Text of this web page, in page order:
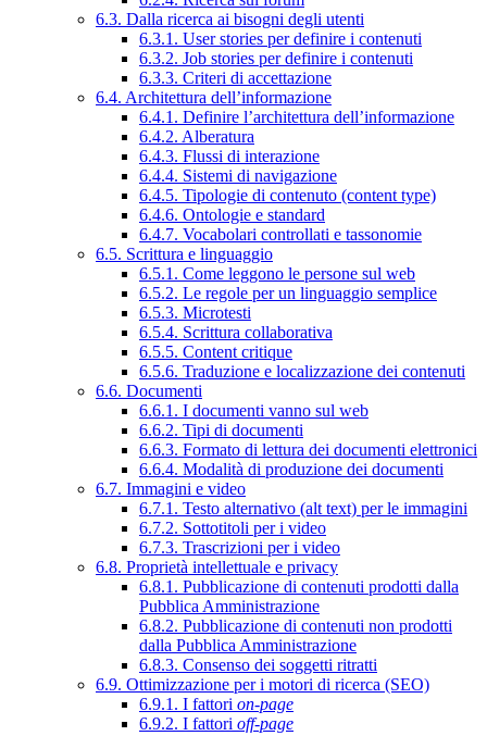
6.3. Dalla ricerca ai bisogni degli utenti
6.3.1. User stories per definire i contenuti
6.3.2. Job stories per definire i contenuti
6.3.3. Criteri di accettazione
6.4. Architettura dell’informazione
6.4.1. Definire l’architettura dell’informazione
6.4.2. Alberatura
6.4.3. Flussi di interazione
6.4.4. Sistemi di navigazione
6.4.5. Tipologie di contenuto (content type)
6.4.6. Ontologie e standard
6.4.7. Vocabolari controllati e tassonomie
6.5. Scrittura e linguaggio
6.5.1. Come leggono le persone sul web
6.5.2. Le regole per un linguaggio semplice
6.5.3. Microtesti
6.5.4. Scrittura collaborativa
6.5.5. Content critique
6.5.6. Traduzione e localizzazione dei contenuti
6.6. Documenti
6.6.1. I documenti vanno sul web
6.6.2. Tipi di documenti
6.6.3. Formato di lettura dei documenti elettronici
6.6.4. Modalità di produzione dei documenti
6.7. Immagini e video
6.7.1. Testo alternativo (alt text) per le immagini
6.7.2. Sottotitoli per i video
6.7.3. Trascrizioni per i video
6.8. Proprietà intellettuale e privacy
6.8.1. Pubblicazione di contenuti prodotti dalla
Pubblica Amministrazione
6.8.2. Pubblicazione di contenuti non prodotti
dalla Pubblica Amministrazione
6.8.3. Consenso dei soggetti ritratti
6.9. Ottimizzazione per i motori di ricerca (SEO)
6.9.1. I fattori on-page
6.9.2. I fattori off-page